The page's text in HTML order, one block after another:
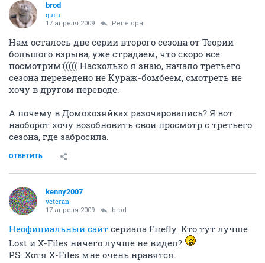
brod
guru
17 апреля 2009 Penelopa
Нам осталось две серии второго сезона от Теории
большого взрыва, уже страдаем, что скоро все
посмотрим:((((( Насколько я знаю, начало третьего
сезона переведено не Кураж-бомбеем, смотреть не
хочу в другом переводе.
А почему в Домохозяйках разочаровались? Я вот
наоборот хочу возобновить свой просмотр с третьего
сезона, где забросила.
ОТВЕТИТЬ
kenny2007
veteran
17 апреля 2009 brod
Неофициальный сайт сериала Firefly. Кто тут лучше
Lost и X-Files ничего лучше не видел?
PS. Хотя X-Files мне очень нравятся.